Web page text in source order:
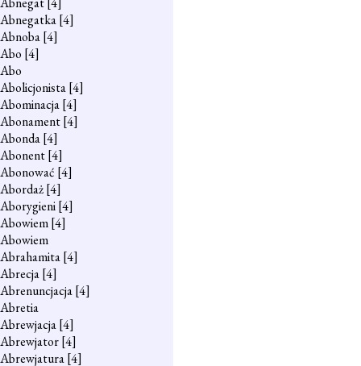
Abnegatka[4]
Abnoba[4]
Abo [4]
Abo
Abolicjonista[4]
Abominacja[4]
Abonament[4]
Abonda[4]
Abonent[4]
Abonować [4]
Abordaż[4]
Aborygieni[4]
Abowiem[4]
Abowiem
Abrahamita[4]
Abrecja[4]
Abrenuncjacja[4]
Abretia
Abrewjacja[4]
Abrewjator[4]
Abrewjatura[4]